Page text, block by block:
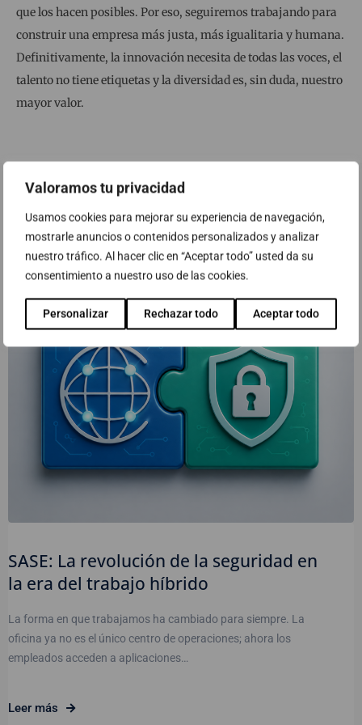
Valoramos tu privacidad
Usamos cookies para mejorar su experiencia de navegación,
mostrarle anuncios o contenidos personalizados y analizar
nuestro tráfico. Al hacer clic en “Aceptar todo” usted da su
consentimiento a nuestro uso de las cookies.
Personalizar Rechazar todo Aceptar todo
que los hacen posibles. Por eso, seguiremos trabajando para
construir una empresa más justa, más igualitaria y humana.
Definitivamente, la innovación necesita de todas las voces, el
talento no tiene etiquetas y la diversidad es, sin duda, nuestro
mayor valor.
ABAST
SASE: La revolución de la seguridad en
la era del trabajo híbrido
La forma en que trabajamos ha cambiado para siempre. La
oficina ya no es el único centro de operaciones; ahora los
empleados acceden a aplicaciones…
Leer más